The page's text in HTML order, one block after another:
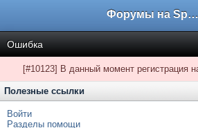
Форумы на Sportbox.ru
Ошибка
[#10123] В данный момент регистрация
Полезные ссылки
Войти
Разделы помощи